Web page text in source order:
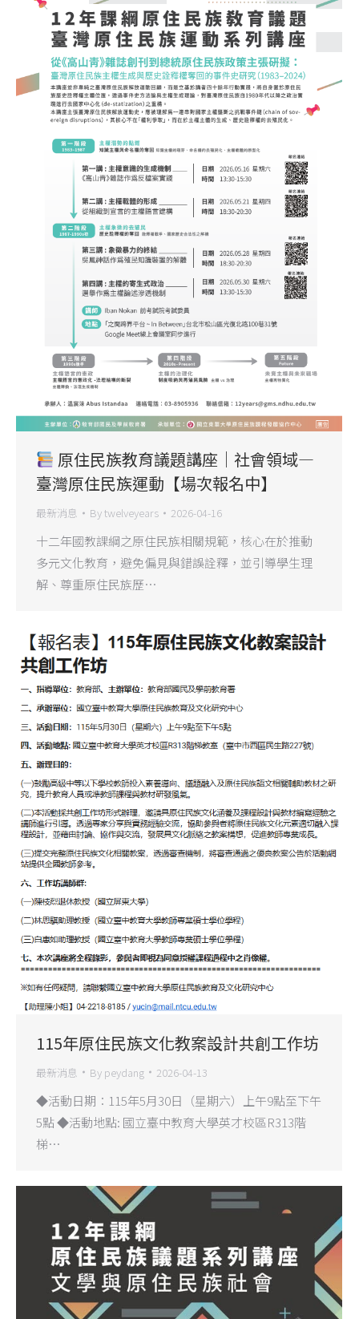
原住民族教育議題講座｜社會領域—
臺灣原住民族運動【場次報名中】
最新消息 Bytwelveyears 2026-04-16
十二年國教課綱之原住民族相關規範，核心在於推動
多元文化教育，避免偏見與錯誤詮釋，並引導學生理
解、尊重原住民族歷…
115年原住民族文化教案設計共創工作坊
最新消息 By peydang 2026-04-13
◆活動日期：115年5月30日（星期六）上午9點至下午
5點 ◆活動地點: 國立臺中教育大學英才校區R313階
梯…